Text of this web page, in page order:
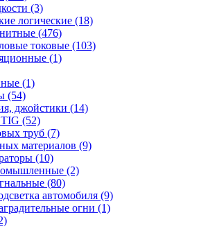
(3)
логические (18)
(476)
токовые (103)
(1)
(1)
(54)
джойстики (14)
(52)
труб (7)
материалов (9)
(10)
(2)
(80)
автомобиля (9)
огни (1)